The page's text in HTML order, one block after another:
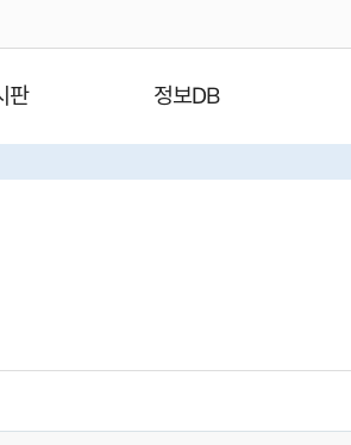
판 정보DB